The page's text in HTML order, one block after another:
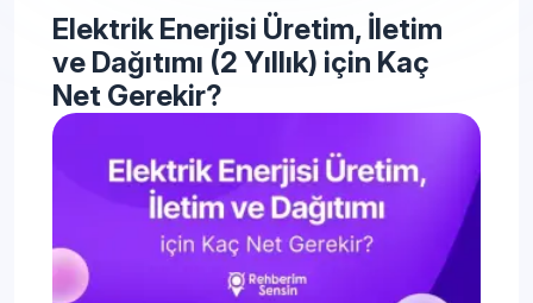
Elektrik Enerjisi Üretim, İletim
ve Dağıtımı (2 Yıllık) için Kaç
Net Gerekir?